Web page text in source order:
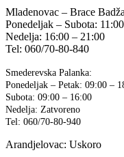
Mladenovac – Brace
Ponedeljak – Subota:
Nedelja: 16:00 – 21:00
Tel: 060/70-80-840
Smederevska Palanka:
Ponedeljak – Petak: 09:00 –
Subota: 09:00 – 16:00
Nedelja: Zatvoreno
Tel: 060/70-80-940
Arandjelovac: Uskoro